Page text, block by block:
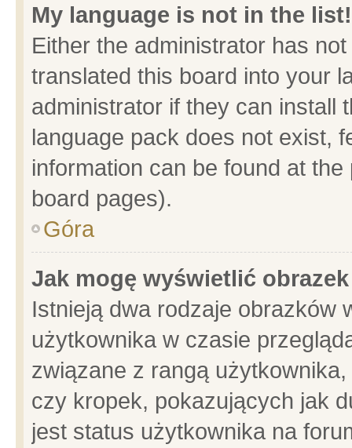
My language is not in the list!
Either the administrator has
translated this board into your
administrator if they can install
language pack does not exist,
information can be found at
board pages).
Góra
Jak mogę wyświetlić
Istnieją dwa rodzaje obrazków
użytkownika w czasie
związane z rangą
czy kropek, pokazujących jak
jest status użytkownika na